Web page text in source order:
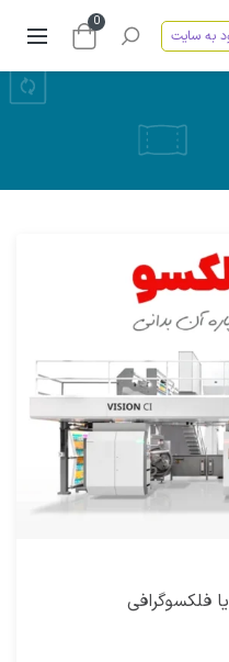
به سایت
0
فلکسوگرافی